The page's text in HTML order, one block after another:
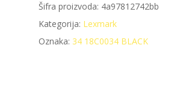
Šifra proizvoda: 4a97812742bb
Kategorija: Lexmark
Oznaka: 34 18C0034 BLACK